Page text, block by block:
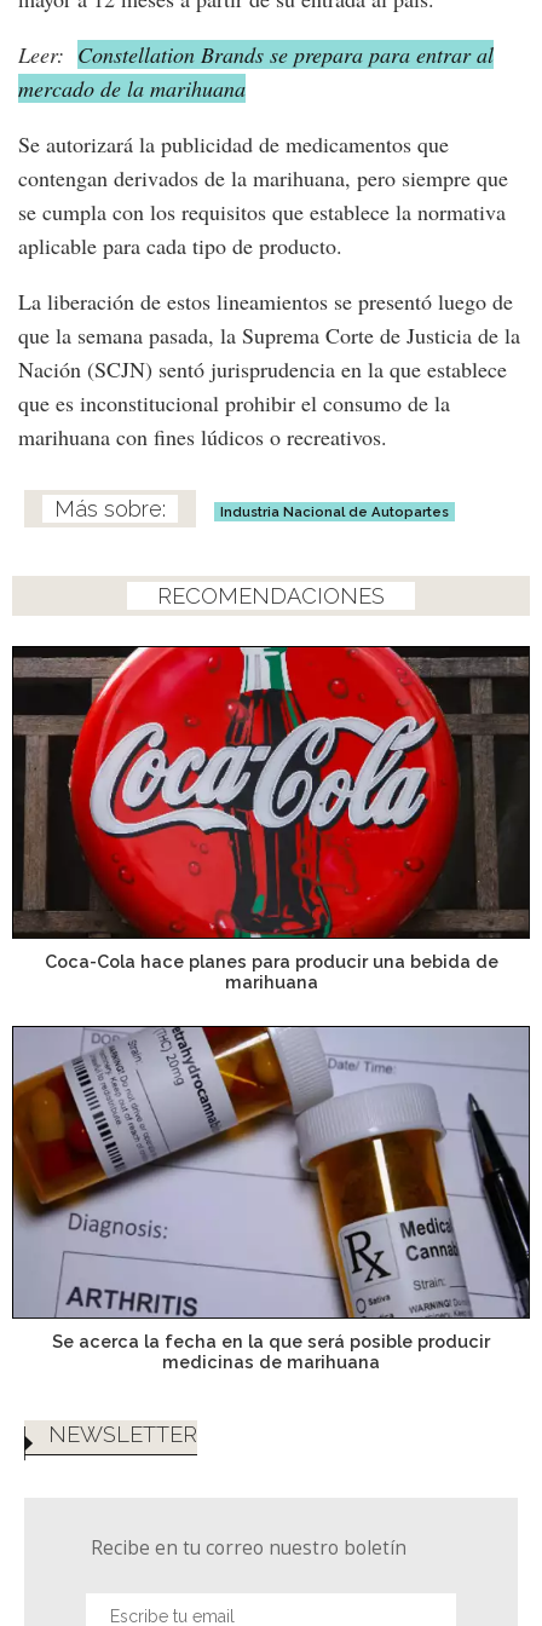
Leer: Constellation Brands se prepara para entrar al
mercado de la marihuana
Se autorizará la publicidad de medicamentos que
contengan derivados de la marihuana, pero siempre que
se cumpla con los requisitos que establece la normativa
aplicable para cada tipo de producto.
La liberación de estos lineamientos se presentó luego de
que la semana pasada, la Suprema Corte de Justicia de la
Nación (SCJN) sentó jurisprudencia en la que establece
que es inconstitucional prohibir el consumo de la
marihuana con fines lúdicos o recreativos.
Industria Nacional de Autopartes
RECOMENDACIONES
Coca-Cola hace planes para producir una bebida de
marihuana
Se acerca la fecha en la que será posible producir
medicinas de marihuana
NEWSLETTER
Recibe en tu correo nuestro boletín